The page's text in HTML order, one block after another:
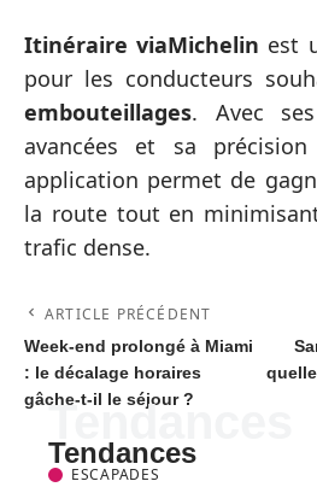
Itinéraire viaMichelin est
pour les conducteurs
embouteillages. Avec
avancées et sa
application permet de
la route tout en
trafic dense.
ARTICLE PRÉCÉDENT
Week-end prolongé à Miami
: le décalage horaires
gâche-t-il le séjour ?
Tendances
Tendances
ESCAPADES